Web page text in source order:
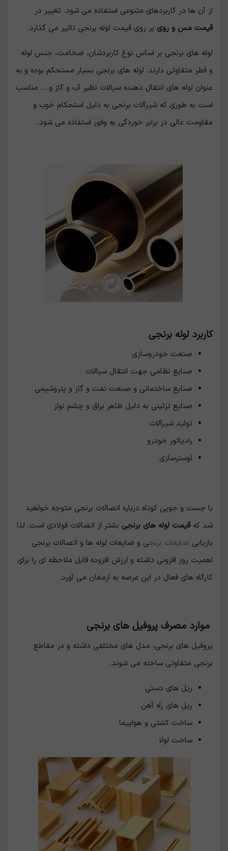
از آن ها در کاربردهای متنوعی استفاده می شود. تغییر در
قیمت مس و روی بر روی قیمت لوله برنجی تاثیر می گذارد.
لوله های برنجی بر اساس نوع کاربردشان، ضخامت، جنس لوله
و قطر متفاوتی دارند. لوله های برنجی بسیار مستحکم بوده و به
عنوان لوله های انتقال دهنده سیالات نظیر آب و گاز و.... مناسب
است به طوری که شیرآلات برنجی به دلیل استحکام خوب و
مقاومت عالی در برابر خوردگی به وفور استفاده می شود.
کاربرد لوله برنجی
صنعت خودروسازی
صنایع نظامی جهت انتقال سیالات
صنایع ساختمانی و صنعت نفت و گاز و پتروشیمی
صنایع تزئینی به دلیل ظاهر براق و چشم نواز
تولید شیرآلات
رادیاتور خودرو
لوسترسازی
با جست و جویی کوتاه درباره اتصالات برنجی متوجه خواهید
شد کهقیمت لوله های برنجی بشتر از اتصالات فولادی است. لذا
بازیابی ضایعات برنجی و ضایعات لوله ها و اتصالات برنجی
اهمیت روز افزونی داشته و ارزش افزوده قابل ملاحظه ای را برای
کارگاه های فعال در این عرصه به ارمغان می آورد.
موارد مصرف پروفیل های برنجی
پروفیل های برنجی، مدل های مختلفی داشته و در مقاطع
برنجی متفاوتی ساخته می شوند.
ریل های دستی
ریل های راه آهن
ساخت کشتی و هواپیما
ساخت لولا